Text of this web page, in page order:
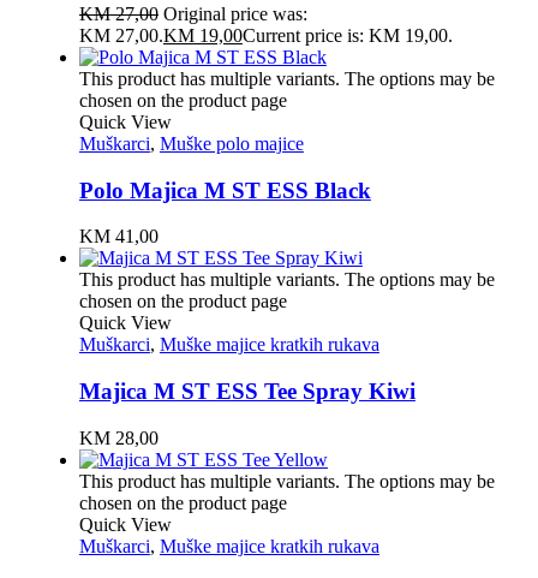
KM27,00 Original price was:
KM 27,00.KM19,00Current price is: KM 19,00.
This product has multiple variants. The options may be
chosen on the product page
Quick View
Muškarci, Muške polo majice
Polo Majica M ST ESS Black
KM41,00
This product has multiple variants. The options may be
chosen on the product page
Quick View
Muškarci, Muške majice kratkih rukava
Majica M ST ESS Tee Spray Kiwi
KM28,00
This product has multiple variants. The options may be
chosen on the product page
Quick View
Muškarci, Muške majice kratkih rukava